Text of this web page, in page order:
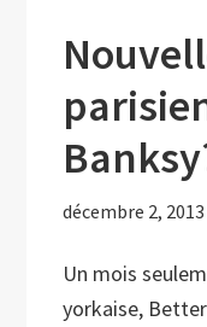
décembre 2, 2013
Un mois
yorkaise,